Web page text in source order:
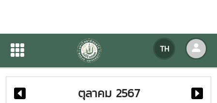
TH
ปฏิทินกิจกรรมของหน่วยงาน
ปฏิทินกิจกรรมของหน่วยงาน
ตุลาคม 2567